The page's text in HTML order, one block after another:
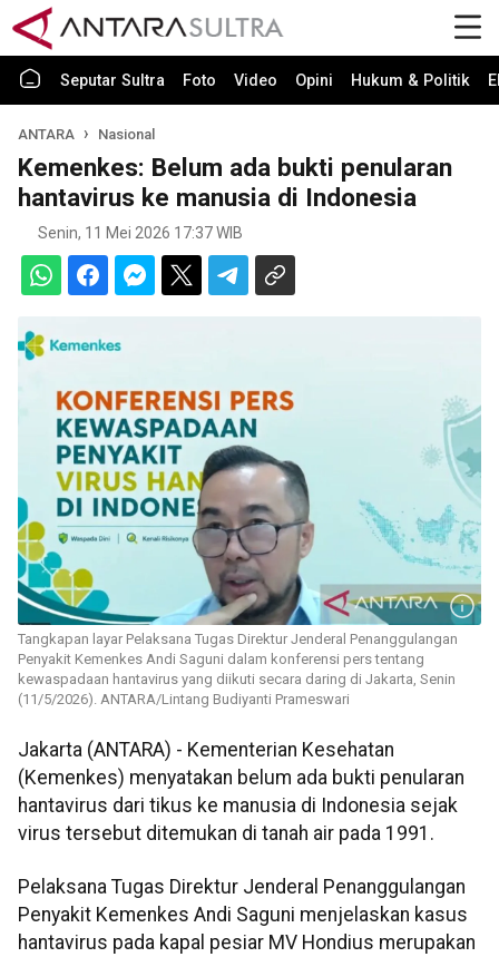
Seputar Sultra Foto Video Opini Hukum & Politik
ANTARA Nasional
Kemenkes: Belum ada bukti penularan
hantavirus ke manusia di Indonesia
Senin, 11 Mei 2026 17:37 WIB
Tangkapan layar Pelaksana Tugas Direktur Jenderal Penanggulangan
Penyakit Kemenkes Andi Saguni dalam konferensi pers tentang
kewaspadaan hantavirus yang diikuti secara daring di Jakarta, Senin
(11/5/2026). ANTARA/Lintang Budiyanti Prameswari
Jakarta (ANTARA) - Kementerian Kesehatan
(Kemenkes) menyatakan belum ada bukti penularan
hantavirus dari tikus ke manusia di Indonesia sejak
virus tersebut ditemukan di tanah air pada 1991.
Pelaksana Tugas Direktur Jenderal Penanggulangan
Penyakit Kemenkes Andi Saguni menjelaskan kasus
hantavirus pada kapal pesiar MV Hondius merupakan